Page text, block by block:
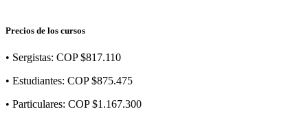
Precios de los cursos
• Sergistas: COP $817.110
• Estudiantes: COP $875.475
• Particulares: COP $1.167.300